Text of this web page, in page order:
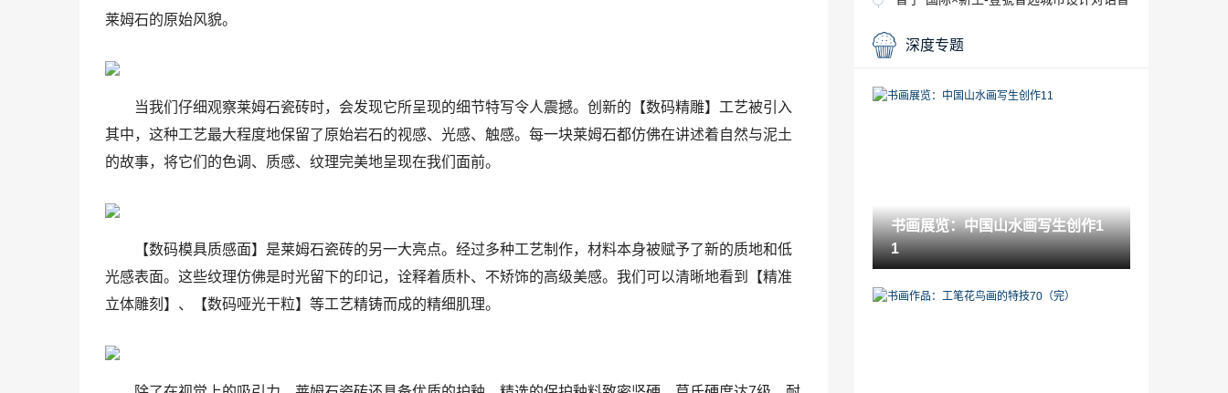
莱姆石的原始风貌。
当我们仔细观察莱姆石瓷砖时，会发现它所呈现的细节特写令人震撼。创新的【数码精雕】工艺被引入
其中，这种工艺最大程度地保留了原始岩石的视感、光感、触感。每一块莱姆石都仿佛在讲述着自然与泥土
的故事，将它们的色调、质感、纹理完美地呈现在我们面前。
【数码模具质感面】是莱姆石瓷砖的另一大亮点。经过多种工艺制作，材料本身被赋予了新的质地和低
光感表面。这些纹理仿佛是时光留下的印记，诠释着质朴、不矫饰的高级美感。我们可以清晰地看到【精准
立体雕刻】、【数码哑光干粒】等工艺精铸而成的精细肌理。
2022-09-24
2022-12-15
2022-12-18
「家居」复古蓝+跳色黄 用精致复古拯救
空荡精装房
2022-12-17
深度专题
书画展览：中国山水画写生创作1
1